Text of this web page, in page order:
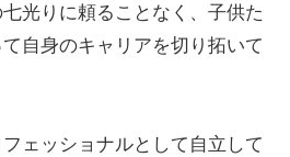
光りに頼ることなく、子供た
自身のキャリアを切り拓いて
ェッショナルとして自立して